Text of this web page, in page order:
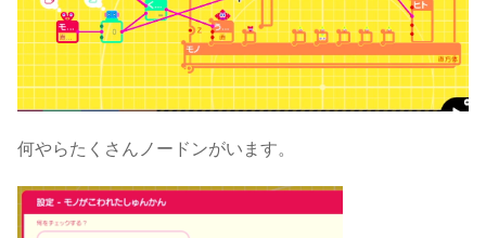
何やらたくさんノードンがいます。